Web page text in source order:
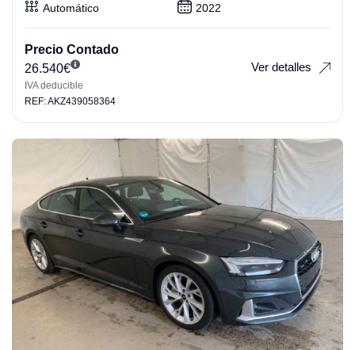
Automático
2022
Precio Contado
26.540€
IVA deducible
Ver detalles
REF: AKZ439058364